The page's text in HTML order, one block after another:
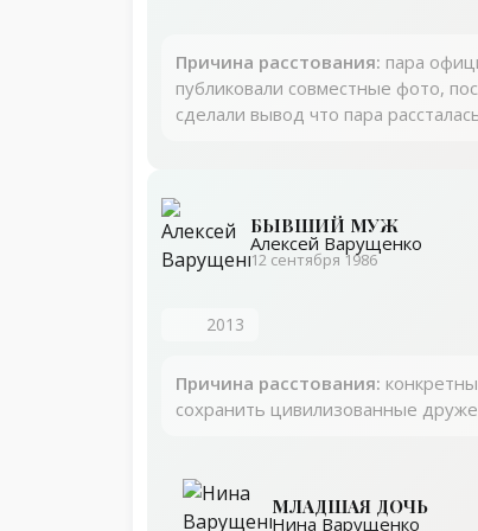
Причина расстования: пара
публиковали совместные фото,
сделали вывод что пара
БЫВШИЙ МУЖ
Алексей Варущенко
12 сентября 1986
2013
Причина расстования:
сохранить цивилизованные
МЛАДШАЯ ДОЧЬ
Нина Варущенко